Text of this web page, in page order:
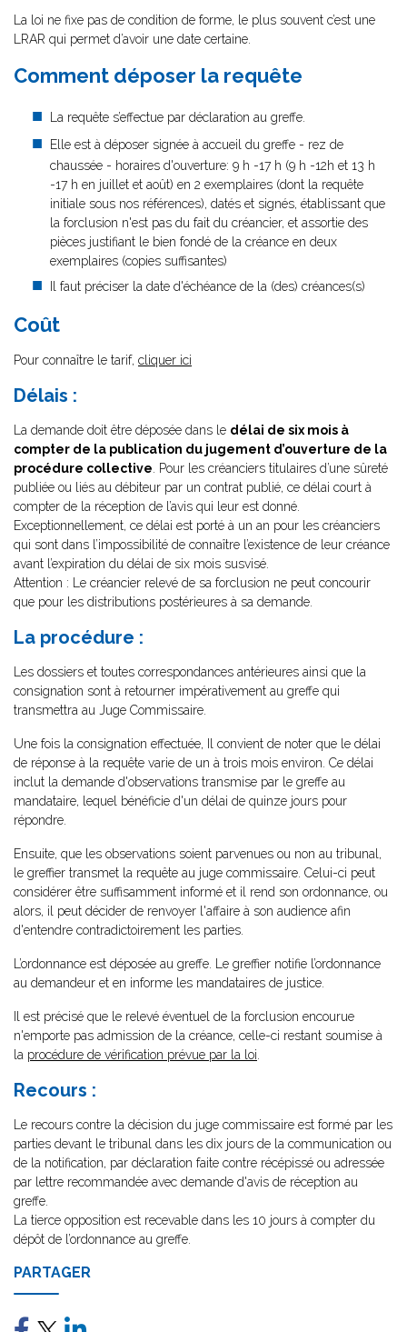
La loi ne fixe pas de condition de forme, le plus souvent c’est une
LRAR qui permet d’avoir une date certaine.
Comment déposer la requête
La requête s’effectue par déclaration au greffe.
Elle est à déposer signée à accueil du greffe - rez de
chaussée - horaires d'ouverture: 9 h -17 h (9 h -12h et 13 h
-17 h en juillet et août) en 2 exemplaires (dont la requête
initiale sous nos références), datés et signés, établissant que
la forclusion n'est pas du fait du créancier, et assortie des
pièces justifiant le bien fondé de la créance en deux
exemplaires (copies suffisantes)
Il faut préciser la date d'échéance de la (des) créances(s)
Coût
Pour connaître le tarif, cliquer ici
Délais :
La demande doit être déposée dans le délai de six mois à
compter de la publication du jugement d’ouverture de la
procédure collective . Pour les créanciers titulaires d’une sûreté
publiée ou liés au débiteur par un contrat publié, ce délai court à
compter de la réception de l’avis qui leur est donné.
Exceptionnellement, ce délai est porté à un an pour les créanciers
qui sont dans l’impossibilité de connaître l’existence de leur créance
avant l’expiration du délai de six mois susvisé.
Attention : Le créancier relevé de sa forclusion ne peut concourir
que pour les distributions postérieures à sa demande.
La procédure :
Les dossiers et toutes correspondances antérieures ainsi que la
consignation sont à retourner impérativement au greffe qui
transmettra au Juge Commissaire.
Une fois la consignation effectuée, Il convient de noter que le délai
de réponse à la requête varie de un à trois mois environ. Ce délai
inclut la demande d'observations transmise par le greffe au
mandataire, lequel bénéficie d'un délai de quinze jours pour
répondre.
Ensuite, que les observations soient parvenues ou non au tribunal,
le greffier transmet la requête au juge commissaire. Celui-ci peut
considérer être suffisamment informé et il rend son ordonnance, ou
alors, il peut décider de renvoyer l'affaire à son audience afin
d'entendre contradictoirement les parties.
L’ordonnance est déposée au greffe. Le greffier notifie l’ordonnance
au demandeur et en informe les mandataires de justice.
Il est précisé que le relevé éventuel de la forclusion encourue
n'emporte pas admission de la créance, celle-ci restant soumise à
la procédure de vérification prévue par la loi
Recours :
Le recours contre la décision du juge commissaire est formé par les
parties devant le tribunal dans les dix jours de la communication ou
de la notification, par déclaration faite contre récépissé ou adressée
par lettre recommandée avec demande d'avis de réception au
greffe.
La tierce opposition est recevable dans les 10 jours à compter du
dépôt de l’ordonnance au greffe.
PARTAGER